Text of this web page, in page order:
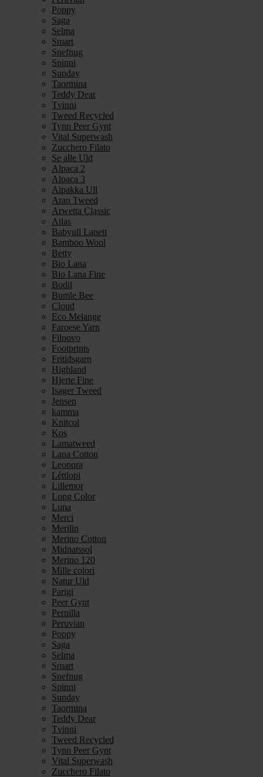
Poppy
Saga
Selma
Smart
Snefnug
Spinni
Sunday
Taormina
Teddy Dear
Tvinni
Tweed Recycled
Tynn Peer Gynt
Vital Superwash
Zucchero Filato
Se alle Uld
Alpaca 2
Alpaca 3
Alpakka Ull
Aran Tweed
Arwetta Classic
Atlas
Babyull Lanett
Bamboo Wool
Betty
Bio Lana
Bio Lana Fine
Bodil
Bumle Bee
Cloud
Eco Melange
Faroese Yarn
Filnovo
Footprints
Fritidsgarn
Highland
Hjerte Fine
Isager Tweed
Jensen
kamma
Knitcol
Kos
Lamatweed
Lana Cotton
Leonora
Léttlopi
Lillemor
Long Color
Luna
Merci
Merilin
Merino Cotton
Midnatssol
Merino 120
Mille colori
Natur Uld
Parigi
Peer Gynt
Pernilla
Peruvian
Poppy
Saga
Selma
Smart
Snefnug
Spinni
Sunday
Taormina
Teddy Dear
Tvinni
Tweed Recycled
Tynn Peer Gynt
Vital Superwash
Zucchero Filato